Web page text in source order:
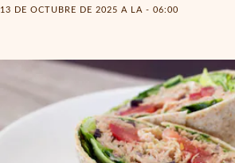
13 DE OCTUBRE DE 2025 A LA - 06:00